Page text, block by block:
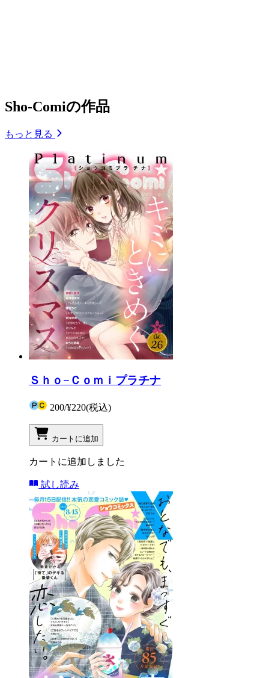
Sho-Comiの作品
もっと見る
Ｓｈｏ−Ｃｏｍｉプラチナ
200/¥220(税込)
カートに追加
カートに追加しました
試し読み